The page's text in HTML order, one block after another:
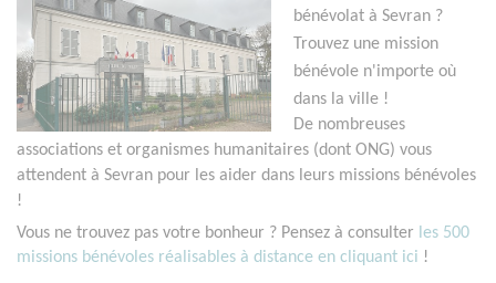
bénévolat à Sevran ?
Trouvez une mission
bénévole n'importe où
dans la ville !
De nombreuses
associations et organismes humanitaires (dont ONG) vous
attendent à Sevran pour les aider dans leurs missions bénévoles
!
Vous ne trouvez pas votre bonheur ? Pensez à consulter les 500
missions bénévoles réalisables à distance en cliquant ici !